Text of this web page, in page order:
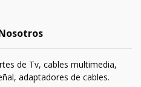
de Tv, cables multimedia,
adaptadores de cables.